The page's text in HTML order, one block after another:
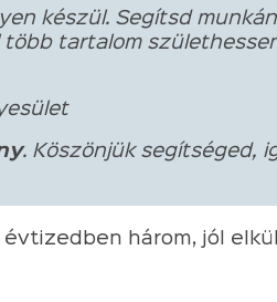
készül. Segítsd
tartalom
. Köszönjük segítséged,
három, jól